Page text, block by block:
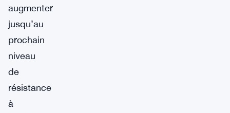
augmenter
jusqu’au
prochain
niveau
de
résistance
à